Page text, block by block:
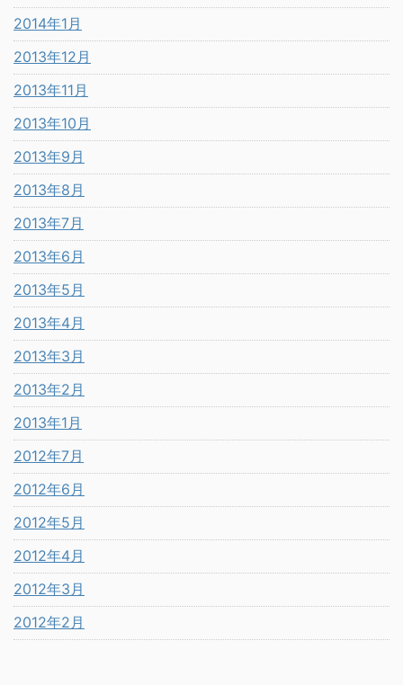
2014年1月
2013年12月
2013年11月
2013年10月
2013年9月
2013年8月
2013年7月
2013年6月
2013年5月
2013年4月
2013年3月
2013年2月
2013年1月
2012年7月
2012年6月
2012年5月
2012年4月
2012年3月
2012年2月